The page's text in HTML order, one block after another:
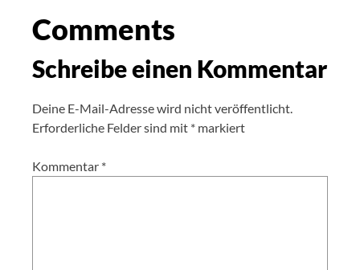
Comments
Schreibe einen Kommentar
Deine E-Mail-Adresse wird nicht veröffentlicht.
Erforderliche Felder sind mit * markiert
Kommentar *